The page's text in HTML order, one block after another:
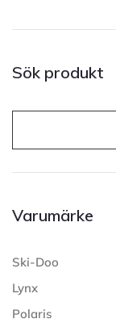
Sök produkt
Varumärke
Ski-Doo
Lynx
Polaris